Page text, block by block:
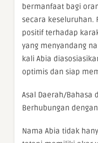
bermanfaat bagi
secara keseluruhan.
positif terhadap
yang menyandang
kali Abia
optimis dan siap
Asal Daerah/Bahasa
Berhubungan
Nama Abia tidak